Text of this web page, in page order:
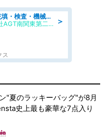
＞
建築用製品の仕込み・充填・検査・機械操作/寮完備/日払い/工場・製造
UTエージェント株式会社AGT南関東第二CU
ス
"夏のラッキーバッグ"が8月
史上最も豪華な7点入り